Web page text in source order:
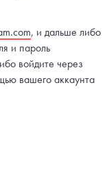
, и дальше либо
и пароль
войдите через
вашего аккаунта